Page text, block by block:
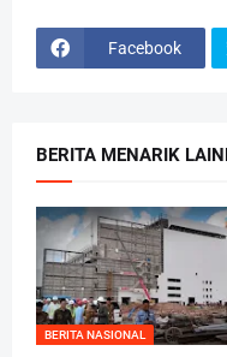
Facebook
BERITA MENARIK
BERITA NASIONAL